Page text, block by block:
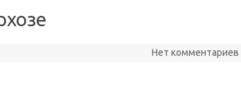
Нет комментариев